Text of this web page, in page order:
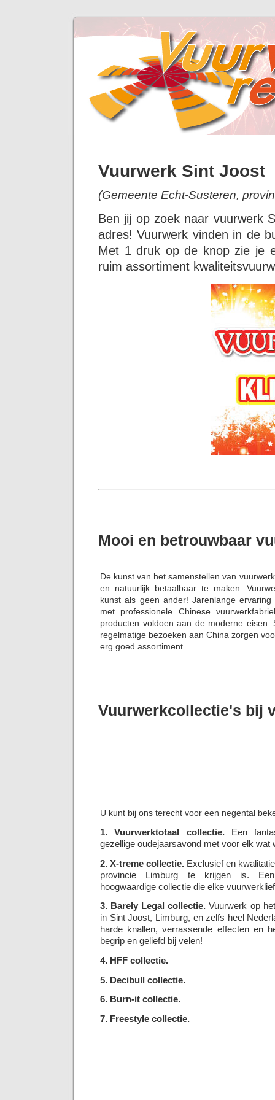
Vuurwerk Sint Joost
(Gemeente Echt-Susteren,
Ben jij op zoek naar vuurwerk
adres! Vuurwerk vinden in de
Met 1 druk op de knop zie je
ruim assortiment
Mooi en betrouwbaar
De kunst van het samenstellen van
en natuurlijk betaalbaar te maken.
kunst als geen ander! Jarenlange
met professionele Chinese
producten voldoen aan de moderne eisen.
regelmatige bezoeken aan China zorgen
erg goed assortiment.
Vuurwerkcollectie's bij
U kunt bij ons terecht voor een negental
1. Vuurwerktotaal collectie.Een
gezellige oudejaarsavond met voor elk wat
2. X-treme collectie. Exclusief en
provincie Limburg te krijgen is.
hoogwaardige collectie die elke
3. Barely Legal collectie. Vuurwerk op
in Sint Joost, Limburg, en zelfs heel
harde knallen, verrassende effecten en
begrip en geliefd bij velen!
4. HFF collectie.
5. Decibull collectie.
6. Burn-it collectie.
7. Freestyle collectie.